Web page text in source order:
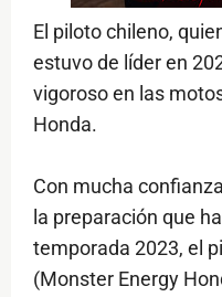
El piloto chileno,
estuvo de líder en
vigoroso en las
Honda.
Con mucha
la preparación que
temporada 2023, el
(Monster Energy